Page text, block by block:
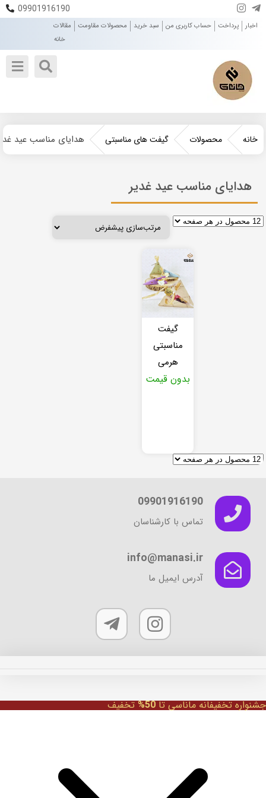
09901916190
اخبار پرداخت حساب کاربری من سبد خرید محصولات مقاومت
مقالات
خانه
خانه محصولات گیفت های مناسبتی هدایای مناسب عید
هدایای مناسب عید غدیر
گیفت
مناسبتی
هرمی
بدون قیمت
09901916190
تماس با کارشناسان
info@manasi.ir
آدرس ایمیل ما
جشنواره تخفیفانه ماناسی تا50% تخفیف